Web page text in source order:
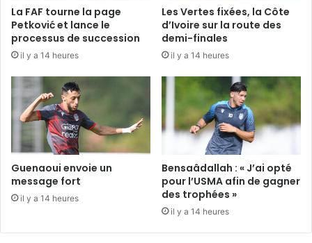
La FAF tourne la page
Petković et lance le
processus de succession
il y a 14 heures
Les Vertes fixées, la Côte
d’Ivoire sur la route des
demi-finales
il y a 14 heures
Guenaoui envoie un
message fort
il y a 14 heures
Bensaâdallah : « J’ai opté
pour l’USMA afin de gagner
des trophées »
il y a 14 heures